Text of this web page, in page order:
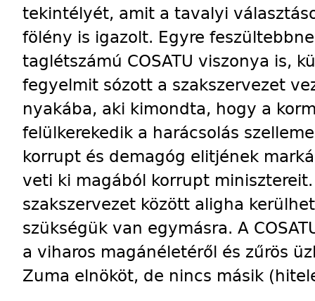
tekintélyét, amit a tavalyi
fölény is igazolt. Egyre
taglétszámú COSATU viszonya is,
fegyelmit sózott a szakszervezet
nyakába, aki kimondta, hogy a
felülkerekedik a harácsolás
korrupt és demagóg elitjének
veti ki magából korrupt
szakszervezet között aligha
szükségük van egymásra. A
a viharos magánéletéről és zűrös
Zuma elnököt, de nincs másik